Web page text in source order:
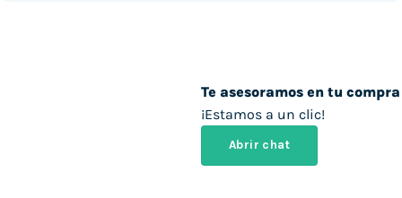
Te asesoramos en tu compra
¡Estamos a un clic!
Abrir chat